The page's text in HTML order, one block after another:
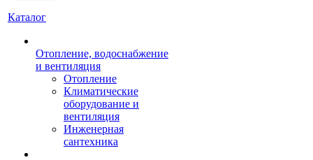
Каталог
Отопление, водоснабжение
и вентиляция
Отопление
Климатические
оборудование и
вентиляция
Инженерная
сантехника